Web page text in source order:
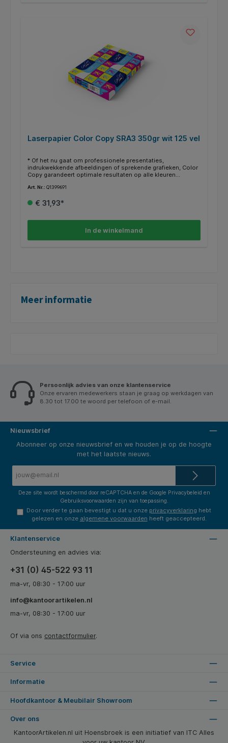
Laserpapier Color Copy SRA3 350gr wit 125 vel
* Of het nu gaat om professionele presentaties,
indrukwekkende afbeeldingen of sprekende grafieken, Color
Copy garandeert optimale resultaten op alle kleuren
origineel te onderscheiden afdrukken, ook bij de hoogste
gladheid maken van Color Copy de ideale partner voor
Bronze-niveau. * ColorLok technologie; opvallende,
levendige kleuren en diepe zwarttinten. * Dit papier heeft een
Art. Nr.: Q1399691
€ 31,93*
In de winkelmand
Meer informatie
Persoonlijk advies van onze klantenservice
Onze ervaren medewerkers staan je graag op werkdagen van
8.30 tot 17.00 te woord per telefoon of e-mail.
Nieuwsbrief
Abonneer op onze nieuwsbrief en we houden je op de hoogte
met het laatste nieuws.
Deze site wordt beschermd door reCAPTCHA en de Google Privacybeleid en
Gebruiksvoorwaarden zijn van toepassing.
Door verder te gaan bevestigt u dat u onze privacyverklaring hebt
gelezen en onze algemene voorwaarden heeft geaccepteerd.
Klantenservice
Ondersteuning en advies via:
+31 (0) 45-522 93 11
ma-vr, 08:30 - 17:00 uur
info@kantoorartikelen.nl
ma-vr, 08:30 - 17:00 uur
Of via ons contactformulier.
Service
Informatie
Hoofdkantoor & Meubilair Showroom
Over ons
KantoorArtikelen.nl uit Hoensbroek is een initiatief van ITC Alles